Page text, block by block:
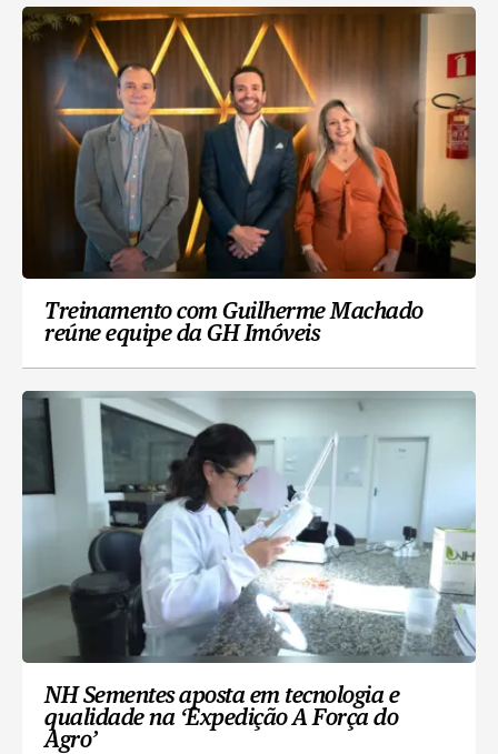
Treinamento com Guilherme Machado
reúne equipe da GH Imóveis
NH Sementes aposta em tecnologia e
qualidade na ‘Expedição A Força do
Agro’